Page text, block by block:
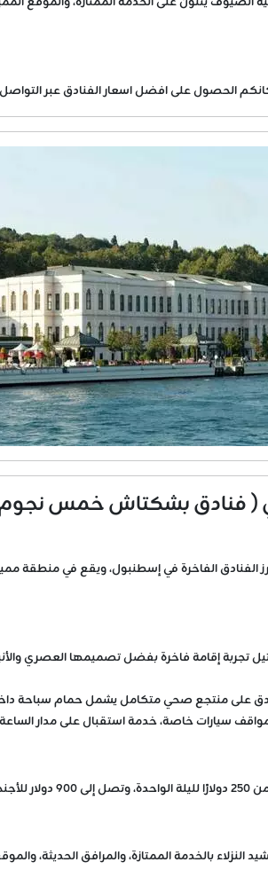
الحصول على افضل اسعار الفنادق عبر
الفاخرة في إسطنبول، ويقع في منطقة
تجربة إقامة فاخرة بفضل تصميمها العصري
على منتجع صحي متكامل يشمل حمام سباحة داخلي
سيارات خاصة، خدمة استقبال على مدار
الممتازة، والمرافق الحديثة، والموقع الرائع. تتراوح تقييمات